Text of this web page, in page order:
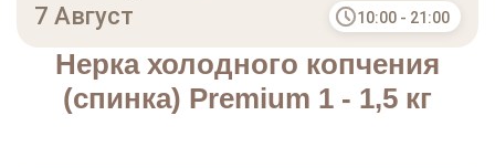
Нерка холодного копчения
(спинка) Premium 1 - 1,5 кг
7 Август 10:00 - 21:00